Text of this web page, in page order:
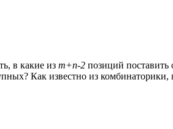
в какие из m+n-2 позиций
Как известно из комбинаторики,